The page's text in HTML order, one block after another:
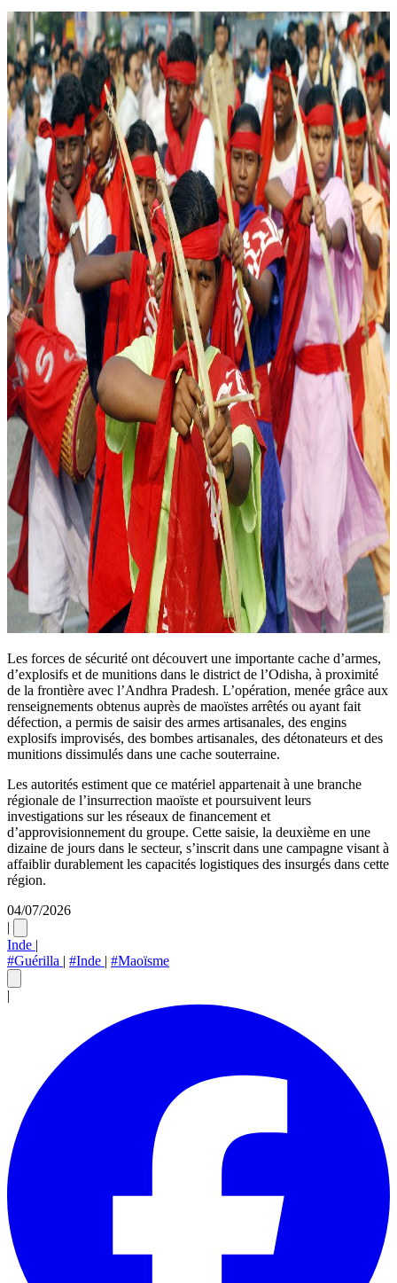
Les forces de sécurité ont découvert une importante cache d’armes,
d’explosifs et de munitions dans le district de l’Odisha, à proximité
de la frontière avec l’Andhra Pradesh. L’opération, menée grâce aux
renseignements obtenus auprès de maoïstes arrêtés ou ayant fait
défection, a permis de saisir des armes artisanales, des engins
explosifs improvisés, des bombes artisanales, des détonateurs et des
munitions dissimulés dans une cache souterraine.
Les autorités estiment que ce matériel appartenait à une branche
régionale de l’insurrection maoïste et poursuivent leurs
investigations sur les réseaux de financement et
d’approvisionnement du groupe. Cette saisie, la deuxième en une
dizaine de jours dans le secteur, s’inscrit dans une campagne visant à
affaiblir durablement les capacités logistiques des insurgés dans cette
région.
04/07/2026
|
Inde |
#Guérilla | #Inde | #Maoïsme
|